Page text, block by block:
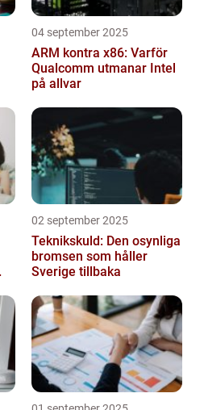
04 september 2025
ARM kontra x86: Varför
Qualcomm utmanar Intel
på allvar
02 september 2025
Teknikskuld: Den osynliga
bromsen som håller
Sverige tillbaka